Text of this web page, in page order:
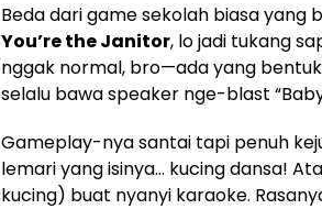
Beda dari game sekolah biasa yang
You’re the Janitor, lo jadi tukang
nggak normal, bro—ada yang
selalu bawa speaker nge-blast
Gameplay-nya santai tapi penuh
lemari yang isinya… kucing dansa!
kucing) buat nyanyi karaoke.